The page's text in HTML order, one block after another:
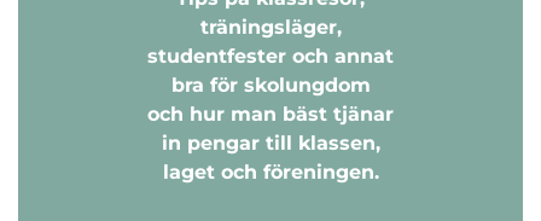
träningsläger,
studentfester och annat
bra för skolungdom
och hur man bäst tjänar
in pengar till klassen,
laget och föreningen.